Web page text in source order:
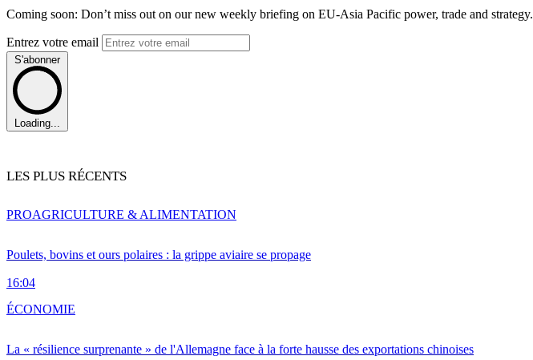
Coming soon: Don’t miss out on our new weekly briefing on EU-Asia Pacific power, trade and strategy.
Entrez votre email
S'abonner
Loading...
LES PLUS RÉCENTS
Poulets, bovins et ours polaires : la grippe aviaire se propage
16:04
PROAGRICULTURE & ALIMENTATION
La « résilience surprenante » de l'Allemagne face à la forte hausse des exportations chinoises
ÉCONOMIE